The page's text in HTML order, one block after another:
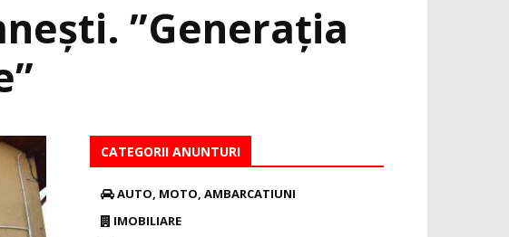
”Generația
CATEGORII ANUNTURI
AUTO, MOTO, AMBARCATIUNI
IMOBILIARE